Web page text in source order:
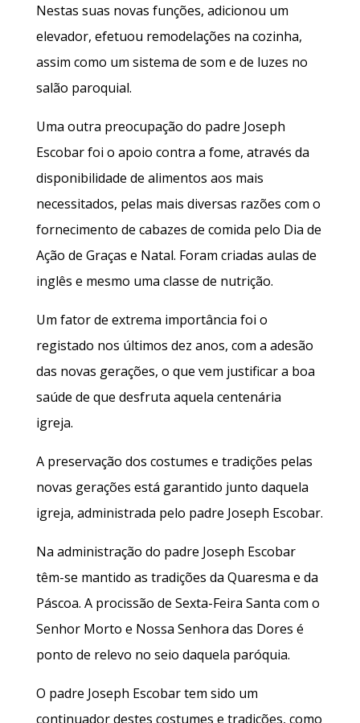
Nestas suas novas funções, adicionou um
elevador, efetuou remodelações na cozinha,
assim como um sistema de som e de luzes no
salão paroquial.
Uma outra preocupação do padre Joseph
Escobar foi o apoio contra a fome, através da
disponibilidade de alimentos aos mais
necessitados, pelas mais diversas razões com o
fornecimento de cabazes de comida pelo Dia de
Ação de Graças e Natal. Foram criadas aulas de
inglês e mesmo uma classe de nutrição.
Um fator de extrema importância foi o
registado nos últimos dez anos, com a adesão
das novas gerações, o que vem justificar a boa
saúde de que desfruta aquela centenária
igreja.
A preservação dos costumes e tradições pelas
novas gerações está garantido junto daquela
igreja, administrada pelo padre Joseph Escobar.
Na administração do padre Joseph Escobar
têm-se mantido as tradições da Quaresma e da
Páscoa. A procissão de Sexta-Feira Santa com o
Senhor Morto e Nossa Senhora das Dores é
ponto de relevo no seio daquela paróquia.
O padre Joseph Escobar tem sido um
continuador destes costumes e tradições, como